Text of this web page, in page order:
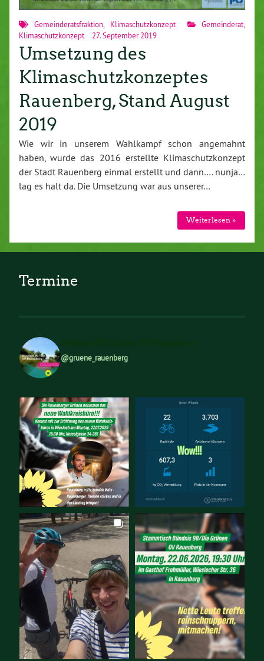
Gemeinderatsfraktion Klimaschutzkonzept Gemeinderat
Klimaschutzkonzept
27. September 2019
Umsetzung des
Klimaschutzkonzeptes
Rauenberg, Stand August
2019
Wie wir in unserem Wahlkampf schon angemahnt
haben, wurde das 2016 erstellte Klimaschutzkonzept
der Stadt Rauenberg einmal erstellt und dann…. nunja…
lag es halt da. Die Umsetzung war aus unserer…
Weiterlesen »
Termine
@gruene_rauenberg